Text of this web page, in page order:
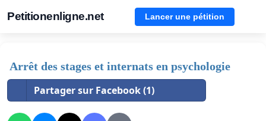
Petitionenligne.net Lancer une pétition
Arrêt des stages et internats en psychologie
Partager sur Facebook (1)